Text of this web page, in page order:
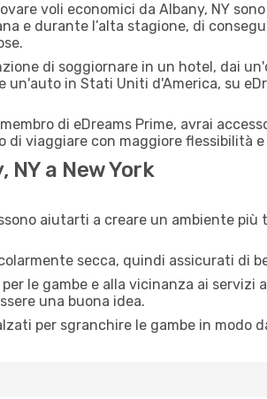
voli economici da Albany, NY
e durante l’alta stagione, di
di soggiornare in un hotel, dai
in Stati Uniti d'America, su
di eDreams Prime, avrai
viaggiare con maggiore flessibilità
NY a New York
aiutarti a creare un ambiente
secca, quindi assicurati di
le gambe e alla vicinanza ai servizi
una buona idea.
per sgranchire le gambe in modo